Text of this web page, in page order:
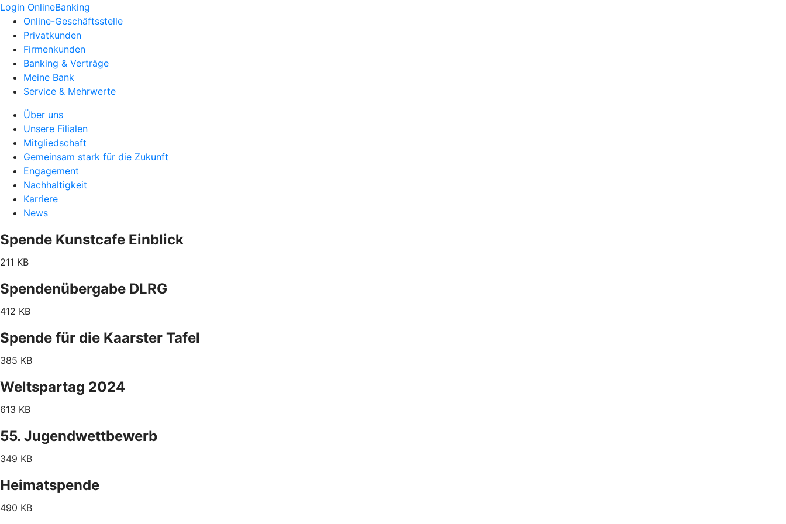
Login OnlineBanking
Online-Geschäftsstelle
Privatkunden
Firmenkunden
Banking & Verträge
Meine Bank
Service & Mehrwerte
Über uns
Unsere Filialen
Mitgliedschaft
Gemeinsam stark für die Zukunft
Engagement
Nachhaltigkeit
Karriere
News
Spende Kunstcafe Einblick
211 KB
Spendenübergabe DLRG
412 KB
Spende für die Kaarster Tafel
385 KB
Weltspartag 2024
613 KB
55. Jugendwettbewerb
349 KB
Heimatspende
490 KB